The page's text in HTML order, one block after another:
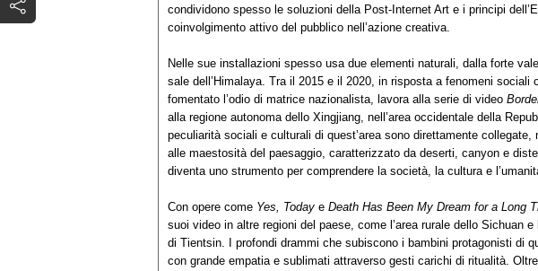
condividono spesso le soluzioni della Post-Internet Art e i principi
coinvolgimento attivo del pubblico nell’azione creativa.
Nelle sue installazioni spesso usa due elementi naturali, dalla forte
sale dell’Himalaya. Tra il 2015 e il 2020, in risposta a fenomeni sociali
fomentato l’odio di matrice nazionalista, lavora alla serie di video
alla regione autonoma dello Xingjiang, nell’area occidentale della
peculiarità sociali e culturali di quest’area sono direttamente collegate,
alle maestosità del paesaggio, caratterizzato da deserti, canyon e
diventa uno strumento per comprendere la società, la cultura e
Con opere come Yes, Today e Death Has Been My Dream for a Long
suoi video in altre regioni del paese, come l’area rurale dello Sichuan
di Tientsin. I profondi drammi che subiscono i bambini protagonisti di
con grande empatia e sublimati attraverso gesti carichi di ritualità.